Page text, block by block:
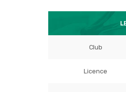
Club
Licence